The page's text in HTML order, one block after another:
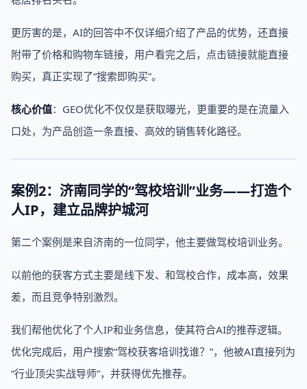
更厉害的是，AI的回答中不仅详细介绍了产品的优势，还直接
附带了价格和购物车链接，用户看完之后，点击链接就能直接
购买，真正实现了“搜索即购买”。
核心价值：GEO优化不仅仅是获取曝光，更重要的是在流量入
口处，为产品创造一条直接、高效的销售转化路径。
案例2：济南同学的“驾校培训”业务——打造个
人IP，建立品牌护城河
第二个案例是来自济南的一位同学，他主要做驾校培训业务。
以前他的获客方式主要是线下发、和驾校合作，成本高，效果
差，而且竞争特别激烈。
我们帮他优化了个人IP和业务信息，使其符合AI的推荐逻辑。
优化完成后，用户搜索“驾校获客培训找谁？”，他被AI直接列为
“行业顶尖实战导师”，并获得优先推荐。